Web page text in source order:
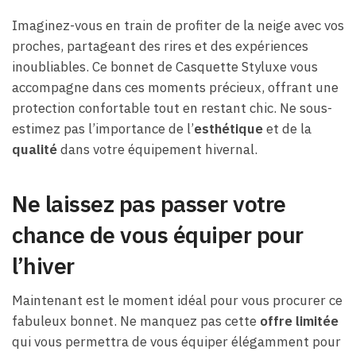
Imaginez-vous en train de profiter de la neige avec vos
proches, partageant des rires et des expériences
inoubliables. Ce bonnet de Casquette Styluxe vous
accompagne dans ces moments précieux, offrant une
protection confortable tout en restant chic. Ne sous-
estimez pas l’importance de l’esthétiqueet de la
qualitédans votre équipement hivernal.
Ne laissez pas passer votre
chance de vous équiper pour
l’hiver
Maintenant est le moment idéal pour vous procurer ce
fabuleux bonnet. Ne manquez pas cette offre limitée
qui vous permettra de vous équiper élégamment pour